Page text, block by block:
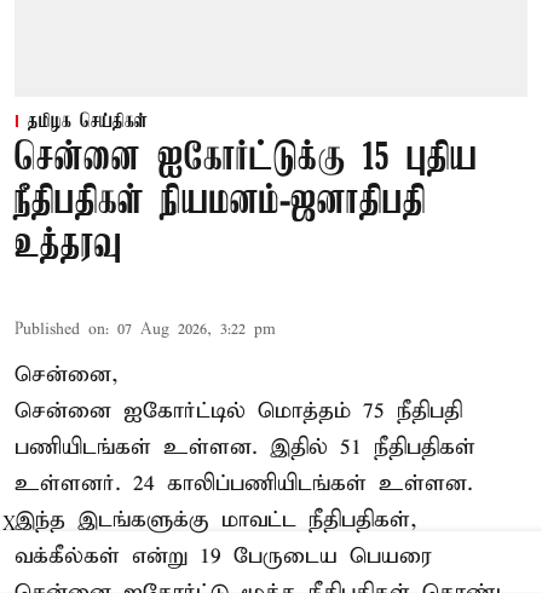
தமிழக செய்திகள்
சென்னை ஐகோர்ட்டுக்கு 15 புதிய
நீதிபதிகள் நியமனம்-ஜனாதிபதி
உத்தரவு
Published on: 07 Aug 2026, 3:22 pm
சென்னை,
சென்னை ஐகோர்ட்டில் மொத்தம் 75 நீதிபதி
பணியிடங்கள் உள்ளன. இதில் 51 நீதிபதிகள்
உள்ளனர். 24 காலிப்பணியிடங்கள் உள்ளன.
இந்த இடங்களுக்கு மாவட்ட நீதிபதிகள்,
வக்கீல்கள் என்று 19 பேருடைய பெயரை
X